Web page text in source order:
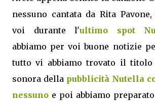
nessuno cantata da Rita
voi durante l'ultimo spot
abbiamo per voi buone notizie
tutto vi abbiamo trovato il titolo
sonora della pubblicità Nutella
nessuno e poi abbiamo